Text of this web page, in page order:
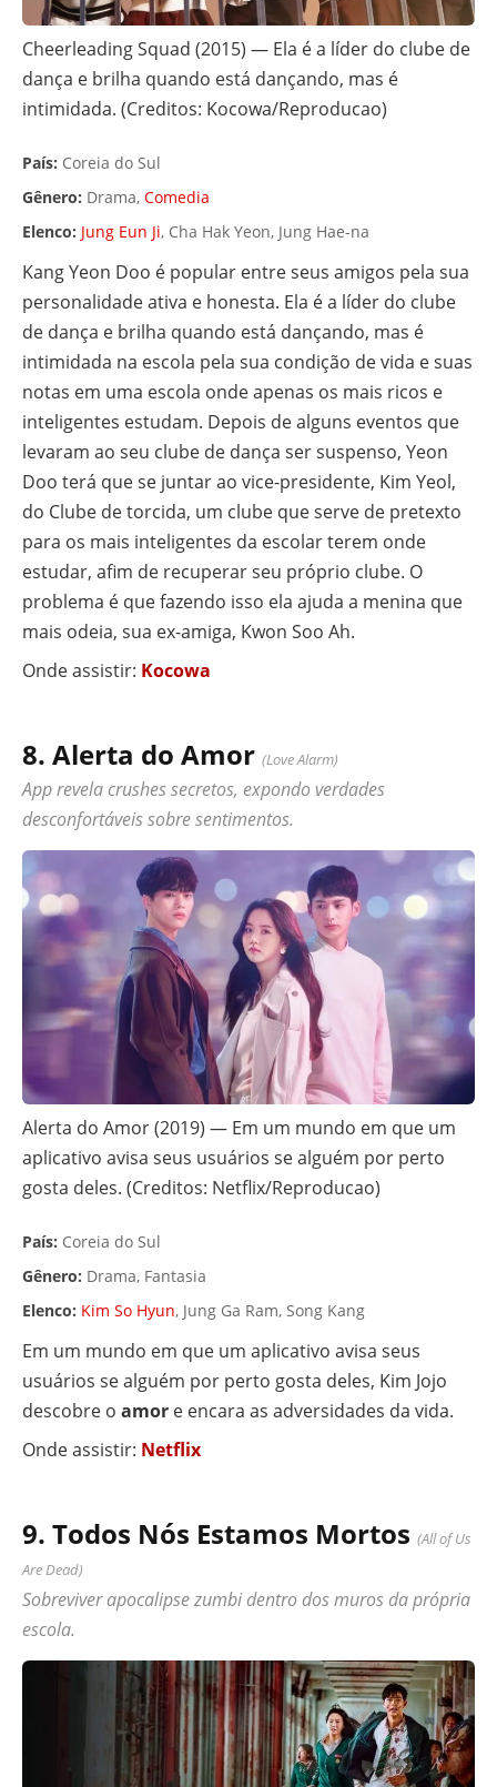
Cheerleading Squad (2015) — Ela é a líder do clube de
dança e brilha quando está dançando, mas é
intimidada. (Creditos: Kocowa/Reproducao)
País: Coreia do Sul
Gênero: Drama, Comedia
Elenco: Jung Eun Ji, Cha Hak Yeon, Jung Hae-na
Kang Yeon Doo é popular entre seus amigos pela sua
personalidade ativa e honesta. Ela é a líder do clube
de dança e brilha quando está dançando, mas é
intimidada na escola pela sua condição de vida e suas
notas em uma escola onde apenas os mais ricos e
inteligentes estudam. Depois de alguns eventos que
levaram ao seu clube de dança ser suspenso, Yeon
Doo terá que se juntar ao vice-presidente, Kim Yeol,
do Clube de torcida, um clube que serve de pretexto
para os mais inteligentes da escolar terem onde
estudar, afim de recuperar seu próprio clube. O
problema é que fazendo isso ela ajuda a menina que
mais odeia, sua ex-amiga, Kwon Soo Ah.
Onde assistir: Kocowa
8. Alerta do Amor (Love Alarm)
App revela crushes secretos, expondo verdades
desconfortáveis sobre sentimentos.
Alerta do Amor (2019) — Em um mundo em que um
aplicativo avisa seus usuários se alguém por perto
gosta deles. (Creditos: Netflix/Reproducao)
País: Coreia do Sul
Gênero: Drama, Fantasia
Elenco: Kim So Hyun, Jung Ga Ram, Song Kang
Em um mundo em que um aplicativo avisa seus
usuários se alguém por perto gosta deles, Kim Jojo
descobre o amor e encara as adversidades da vida.
Onde assistir: Netflix
9. Todos Nós Estamos Mortos (All of Us
Are Dead)
Sobreviver apocalipse zumbi dentro dos muros da própria
escola.